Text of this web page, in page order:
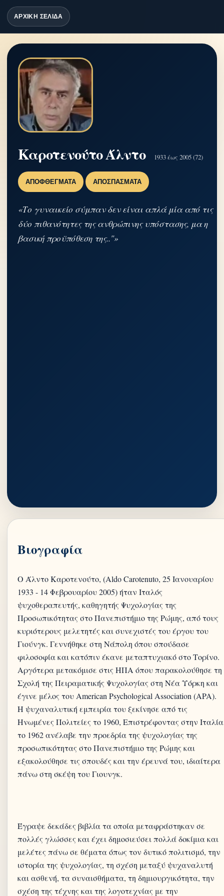
ΑΡΧΙΚΗ ΣΕΛΙΔΑ
Καροτενούτο Άλντο 1933 έως 2005 (72)
ΑΠΟΦΘΈΓΜΑΤΑ ΑΠΟΣΠΆΣΜΑΤΑ
«Το γυναικείο σύμπαν δεν είναι απλά μία από τις
δύο πιθανότητες της ανθρώπινης υπόστασης, μα η
βασική προϋπόθεση της.."»
Βιογραφία
Ο Άλντο Καροτενούτο, (Aldo Carotenuto, 25 Ιανουαρίου
1933 - 14 Φεβρουαρίου 2005) ήταν Ιταλός
ψυχοθεραπευτής, καθηγητής Ψυχολογίας της
Προσωπικότητας στο Πανεπιστήμιο της Ρώμης, από τους
κυριότερους μελετητές και συνεχιστές του έργου του
Γιούνγκ. Γεννήθηκε στη Νάπολη όπου σπούδασε
φιλοσοφία και κατόπιν έκανε μεταπτυχιακό στο Τορίνο.
Αργότερα μετακόμισε στις ΗΠΑ όπου παρακολούθησε τη
Σχολή της Πειραματικής Ψυχολογίας στη Νέα Υόρκη και
έγινε μέλος του American Psychological Association (APA).
Η ψυχαναλυτική εμπειρία του ξεκίνησε από τις
Ηνωμένες Πολιτείες το 1960, Επιστρέφοντας στην Ιταλία
το 1962 ανέλαβε την προεδρία της ψυχολογίας της
προσωπικότητας στο Πανεπιστήμιο της Ρώμης και
εξακολούθησε τις σπουδές και την έρευνά του, ιδιαίτερα
Έγραψε δεκάδες βιβλία τα οποία μεταφράστηκαν σε
πολλές γλώσσες και έχει δημοσιεύσει πολλά δοκίμια και
μελέτες πάνω σε θέματα όπως τον δυτικό πολιτισμό, την
ιστορία της ψυχολογίας, τη σχέση μεταξύ ψυχαναλυτή
και ασθενή, τα συναισθήματα, τη δημιουργικότητα, την
σχέση της τέχνης και της λογοτεχνίας με την